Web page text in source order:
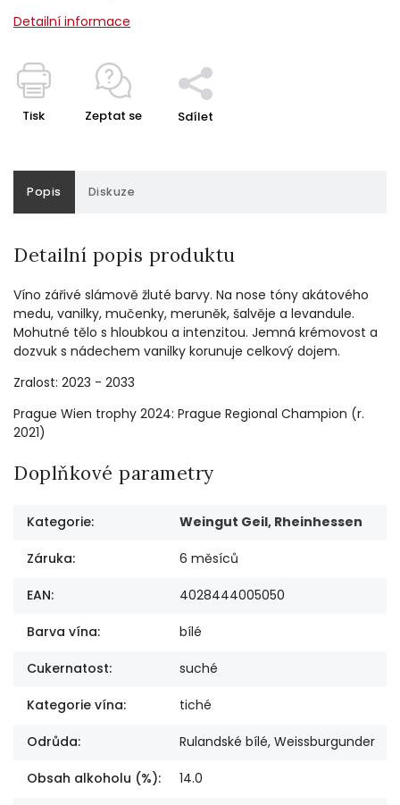
Detailní informace
Tisk Zeptat se Sdílet
Popis Diskuze
Detailní popis produktu
Víno zářivé slámově žluté barvy. Na nose tóny akátového
medu, vanilky, mučenky, meruněk, šalvěje a levandule.
Mohutné tělo s hloubkou a intenzitou. Jemná krémovost a
dozvuk s nádechem vanilky korunuje celkový dojem.
Zralost: 2023 - 2033
Prague Wien trophy 2024: Prague Regional Champion (r.
2021)
Doplňkové parametry
Kategorie: Weingut Geil, Rheinhessen
Záruka: 6 měsíců
EAN: 4028444005050
Barva vína: bílé
Cukernatost: suché
Kategorie vína: tiché
Odrůda: Rulandské bílé, Weissburgunder
Obsah alkoholu (%): 14.0